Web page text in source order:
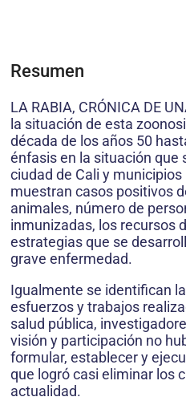
Resumen
LA RABIA, CRÓNICA DE
la situación de esta
década de los años 50
énfasis en la situación que
ciudad de Cali y
muestran casos positivos
animales, número de
inmunizadas, los recursos
estrategias que se
grave enfermedad.
Igualmente se identifican
esfuerzos y trabajos
salud pública,
visión y participación no
formular, establecer y
que logró casi eliminar los
actualidad.